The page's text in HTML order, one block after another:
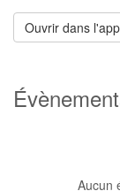
Ouvrir dans
Aucun